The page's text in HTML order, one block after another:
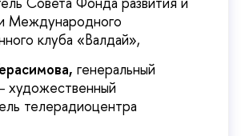
Международного
клуба «Валдай»,
генеральный
художественный
телерадиоцентра